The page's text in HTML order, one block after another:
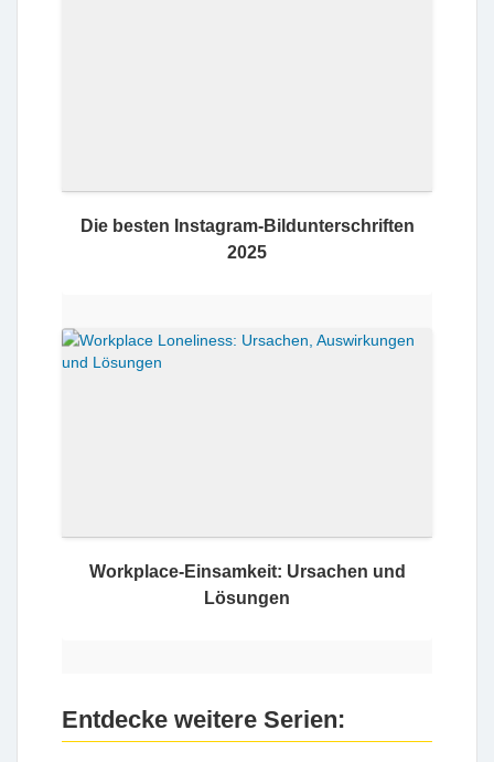
Die besten Instagram-Bildunterschriften
2025
Workplace-Einsamkeit: Ursachen und
Lösungen
Entdecke weitere Serien: